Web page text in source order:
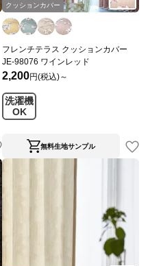
クッションカバー
フレンチテラス クッションカバー
JE-98076 ワインレッド
2,200円(税込)～
洗濯機
OK
無料生地サンプル